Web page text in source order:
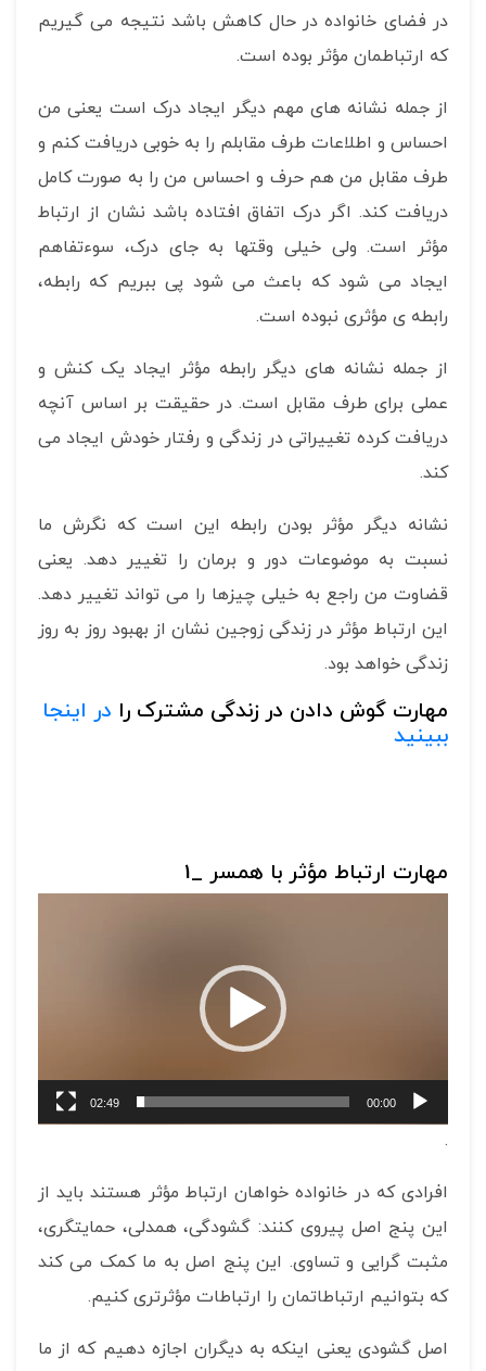
در فضای خانواده در حال کاهش باشد نتیجه می گیریم
که ارتباطمان مؤثر بوده است.
از جمله نشانه های مهم دیگر ایجاد درک است یعنی من
احساس و اطلاعات طرف مقابلم را به خوبی دریافت کنم و
طرف مقابل من هم حرف و احساس من را به صورت کامل
دریافت کند. اگر درک اتفاق افتاده باشد نشان از ارتباط
مؤثر است. ولی خیلی وقتها به جای درک، سوءتفاهم
ایجاد می شود که باعث می شود پی ببریم که رابطه،
رابطه ی مؤثری نبوده است.
از جمله نشانه های دیگر رابطه مؤثر ایجاد یک کنش و
عملی برای طرف مقابل است. در حقیقت بر اساس آنچه
دریافت کرده تغییراتی در زندگی و رفتار خودش ایجاد می
کند.
نشانه دیگر مؤثر بودن رابطه این است که نگرش ما
نسبت به موضوعات دور و برمان را تغییر دهد. یعنی
قضاوت من راجع به خیلی چیزها را می تواند تغییر دهد.
این ارتباط مؤثر در زندگی زوجین نشان از بهبود روز به روز
زندگی خواهد بود.
مهارت گوش دادن در زندگی مشترک را در اینجا
ببینید
مهارت ارتباط مؤثر با همسر _1
00:00
02:49
.
افرادی که در خانواده خواهان ارتباط مؤثر هستند باید از
این پنج اصل پیروی کنند: گشودگی، همدلی، حمایتگری،
مثبت گرایی و تساوی. این پنج اصل به ما کمک می کند
که بتوانیم ارتباطاتمان را ارتباطات مؤثرتری کنیم.
اصل گشودی یعنی اینکه به دیگران اجازه دهیم که از ما